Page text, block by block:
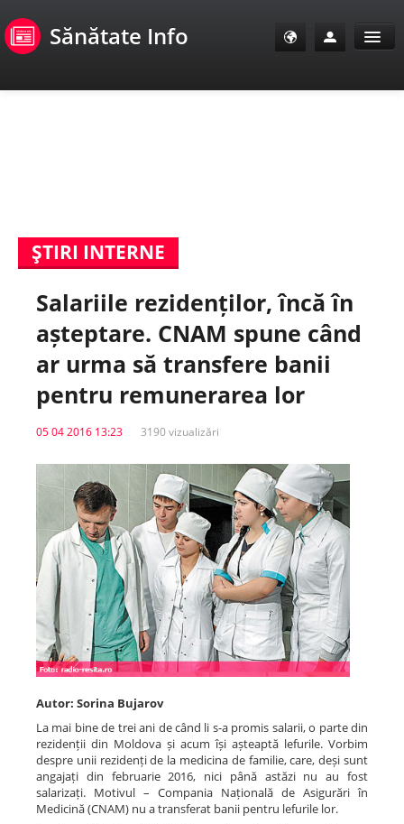
Sănătate Info
E-Sănătate Pacienți
E-Sănătate Medici
E-Sănătate Instituții
Tuberculoza Info
Centrul PAS
Școala E-Sănătate
SanoTeca
ŞTIRI INTERNE
Salariile rezidenților, încă în
așteptare. CNAM spune când
ar urma să transfere banii
pentru remunerarea lor
05 04 2016 13:23 3190 vizualizări
Autor: Sorina Bujarov
La mai bine de trei ani de când li s-a promis salarii, o parte din
rezidenții din Moldova și acum își așteaptă lefurile. Vorbim
despre unii rezidenți de la medicina de familie, care, deși sunt
angajați din februarie 2016, nici până astăzi nu au fost
salarizați. Motivul – Compania Națională de Asigurări în
Medicină (CNAM) nu a transferat banii pentru lefurile lor.